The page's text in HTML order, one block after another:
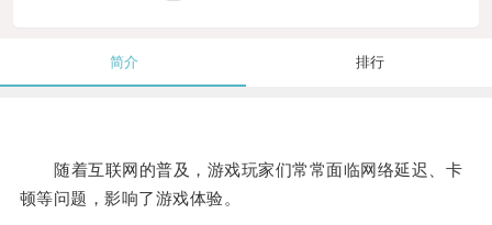
简介 排行
随着互联网的普及，游戏玩家们常常面临网络延迟、卡
顿等问题，影响了游戏体验。